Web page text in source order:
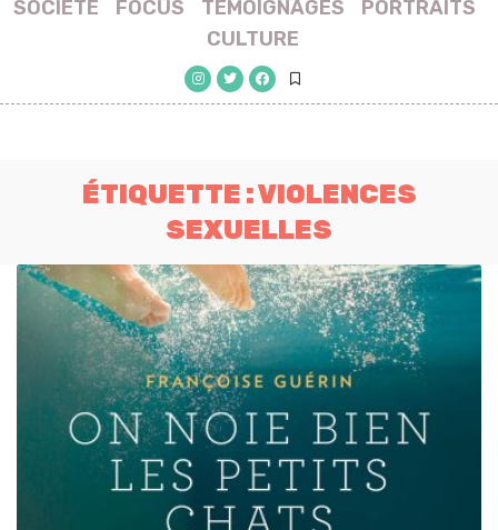
SOCIÉTÉ FOCUS TÉMOIGNAGES
PORTRAITS
CULTURE
ÉTIQUETTE :VIOLENCES
SEXUELLES